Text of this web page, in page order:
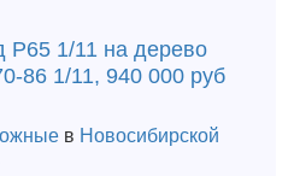
Р65 1/11 на дерево
86 1/11, 940 000 руб
в Новосибирской